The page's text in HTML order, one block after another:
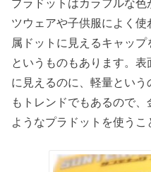
プラドットはカラフルな
ツウェアや子供服によく
属ドットに見えるキャッ
というものもあります。
に見えるのに、軽量とい
もトレンドでもあるので
ようなプラドットを使うこ